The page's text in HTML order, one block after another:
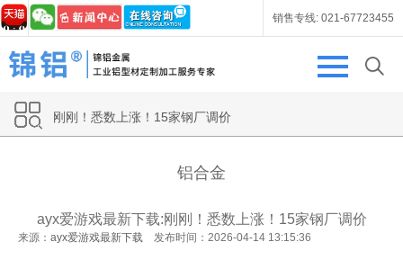
销售专线: 021-67723455
刚刚！悉数上涨！15家钢厂调价
铝合金
ayx爱游戏最新下载:刚刚！悉数上涨！15家钢厂调价
来源： ayx爱游戏最新下载 发布时间：2026-04-14 13:15:36